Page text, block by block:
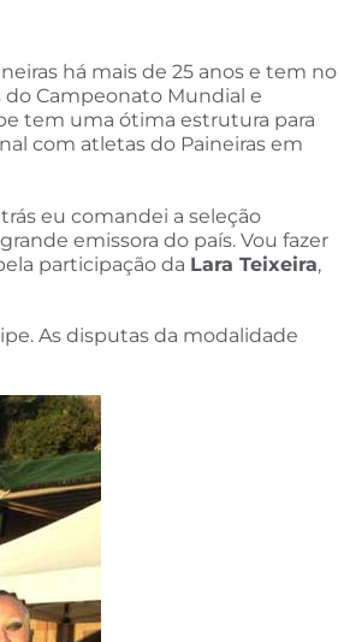
há mais de 25 anos e tem no
do Campeonato Mundial e
tem uma ótima estrutura para
com atletas do Paineiras em
eu comandei a seleção
emissora do país. Vou fazer
participação da Lara Teixeira,
As disputas da modalidade